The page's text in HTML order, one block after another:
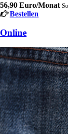
56,90 Euro/Monat
Bestellen
Online